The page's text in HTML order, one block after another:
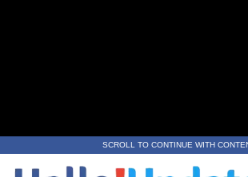
SCROLL TO CONTINUE WITH